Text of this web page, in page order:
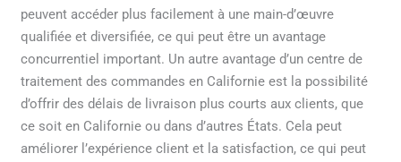
peuvent accéder plus facilement à une main-d’œuvre
qualifiée et diversifiée, ce qui peut être un avantage
concurrentiel important. Un autre avantage d’un centre de
traitement des commandes en Californie est la possibilité
d’offrir des délais de livraison plus courts aux clients, que
ce soit en Californie ou dans d’autres États. Cela peut
améliorer l’expérience client et la satisfaction, ce qui peut